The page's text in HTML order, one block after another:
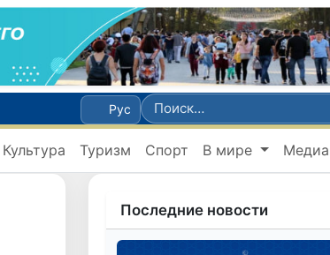
Рус
Культура Туризм Спорт В мире Медиа
Последние новости